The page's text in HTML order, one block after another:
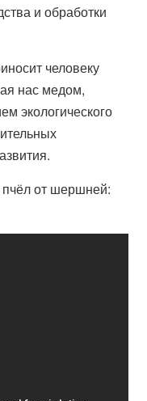
и обработки
человеку
нас медом,
экологического
от шершней: